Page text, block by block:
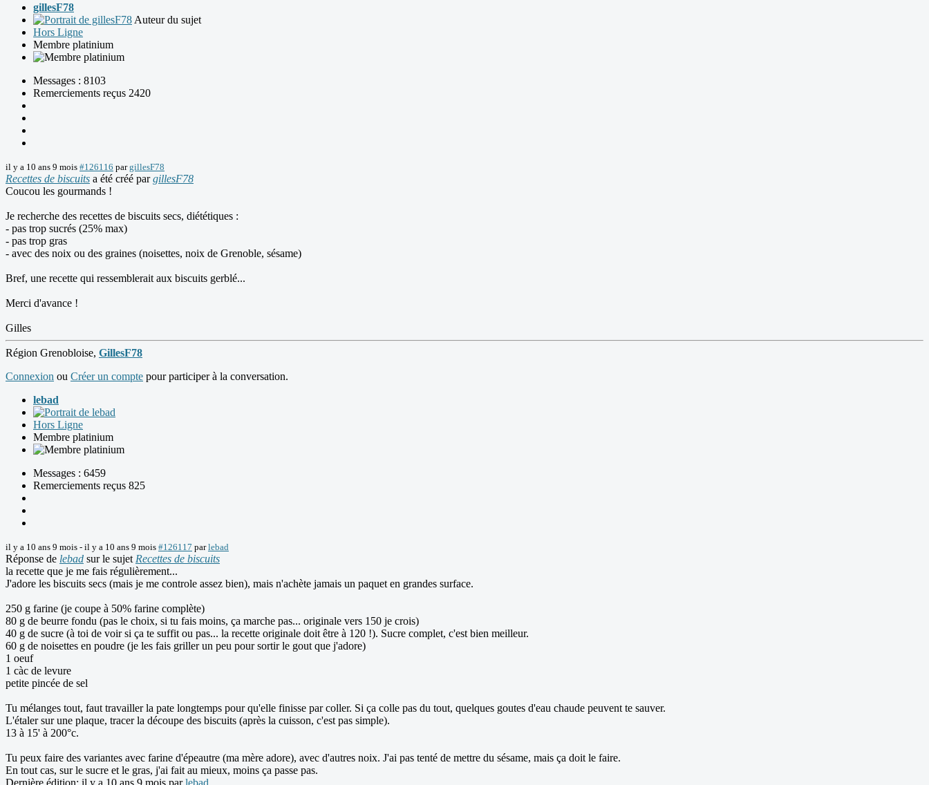
gillesF78
Auteur du sujet
Hors Ligne
Membre platinium
Messages : 8103
Remerciements reçus 2420
il y a 10 ans 9 mois #126116 pargillesF78
Recettes de biscuits a été créé pargillesF78
Coucou les gourmands !
Je recherche des recettes de biscuits secs, diététiques :
- pas trop sucrés (25% max)
- pas trop gras
- avec des noix ou des graines (noisettes, noix de Grenoble, sésame)
Bref, une recette qui ressemblerait aux biscuits gerblé...
Merci d'avance !
Gilles
Région Grenobloise, GillesF78
Connexion ou Créer un compte pour participer à la conversation.
lebad
Hors Ligne
Membre platinium
Messages : 6459
Remerciements reçus 825
il y a 10 ans 9 mois - il y a 10 ans 9 mois #126117 parlebad
Réponse de lebad sur le sujet Recettes de biscuits
la recette que je me fais régulièrement...
J'adore les biscuits secs (mais je me controle assez bien), mais n'achète jamais un paquet en grandes surface.
250 g farine (je coupe à 50% farine complète)
80 g de beurre fondu (pas le choix, si tu fais moins, ça marche pas... originale vers 150 je crois)
40 g de sucre (à toi de voir si ça te suffit ou pas... la recette originale doit être à 120 !). Sucre complet, c'est bien meilleur.
60 g de noisettes en poudre (je les fais griller un peu pour sortir le gout que j'adore)
1 oeuf
1 càc de levure
petite pincée de sel
Tu mélanges tout, faut travailler la pate longtemps pour qu'elle finisse par coller. Si ça colle pas du tout, quelques goutes d'eau chaude peuvent te sauver.
L'étaler sur une plaque, tracer la découpe des biscuits (après la cuisson, c'est pas simple).
13 à 15' à 200°c.
Tu peux faire des variantes avec farine d'épeautre (ma mère adore), avec d'autres noix. J'ai pas tenté de mettre du sésame, mais ça doit le faire.
En tout cas, sur le sucre et le gras, j'ai fait au mieux, moins ça passe pas.
Dernière édition: il y a 10 ans 9 mois parlebad